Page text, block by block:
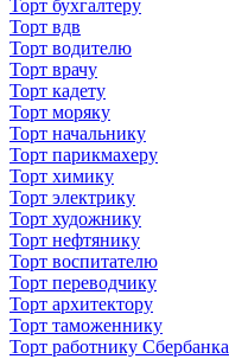
Торт бухгалтеру
Торт вдв
Торт водителю
Торт врачу
Торт кадету
Торт моряку
Торт начальнику
Торт парикмахеру
Торт химику
Торт электрику
Торт художнику
Торт нефтянику
Торт воспитателю
Торт переводчику
Торт архитектору
Торт таможеннику
Торт работнику Сбербанка